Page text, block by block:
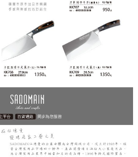
使用他人資訊註冊。若發現惡意使用之情形，
停止該用戶之使用額度並採取法律行動。